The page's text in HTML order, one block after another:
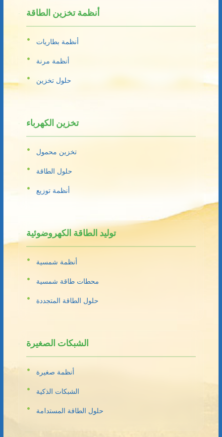
أنظمة تخزين الطاقة
أنظمة بطاريات
أنظمة مرنة
حلول تخزين
تخزين الكهرباء
تخزين محمول
حلول الطاقة
أنظمة توزيع
توليد الطاقة الكهروضوئية
أنظمة شمسية
محطات طاقة شمسية
حلول الطاقة المتجددة
الشبكات الصغيرة
أنظمة صغيرة
الشبكات الذكية
حلول الطاقة المستدامة